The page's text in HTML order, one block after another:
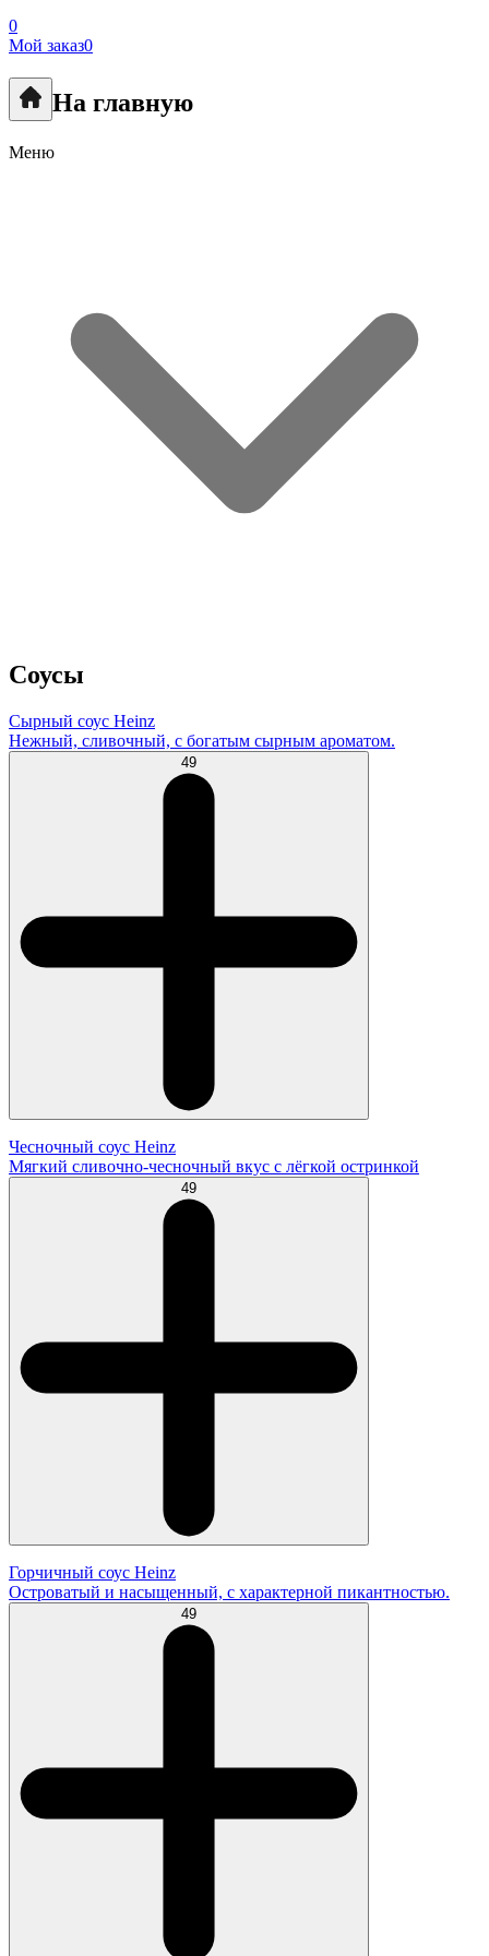
0
Мой заказ0
На главную
Меню
Соусы
Сырный соус Heinz
Нежный, сливочный, с богатым сырным ароматом.
49
Чесночный соус Heinz
Мягкий сливочно-чесночный вкус с лёгкой остринкой
49
Горчичный соус Heinz
Островатый и насыщенный, с характерной пикантностью.
49